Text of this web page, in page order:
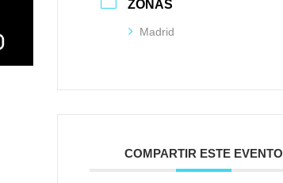
ZONAS
Madrid
COMPARTIR ESTE EVENTO